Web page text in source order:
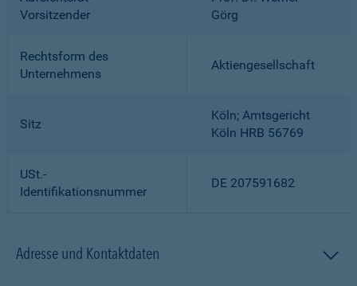
Vorsitzender
Görg
Rechtsform des
Unternehmens
Aktiengesellschaft
Sitz
Köln; Amtsgericht
Köln HRB 56769
USt.-
Identifikationsnummer
DE 207591682
Adresse und Kontaktdaten